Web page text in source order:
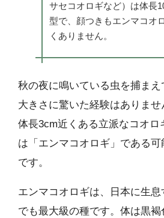
サセコオロギなど）は体長
型で、顔つきもエンマコオ
くありません。
秋の夜に鳴いている虫を捕ま
大きさに驚いた経験はありま
体長3cm近くある立派なコオロ
は「エンマコオロギ」である
です。
エンマコオロギは、日本に生
でも最大級の種です。体は黒褐